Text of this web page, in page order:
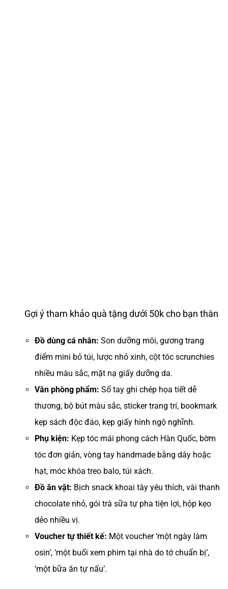
Gợi ý tham khảo quà tặng dưới 50k cho bạn thân
Đồ dùng cá nhân: Son dưỡng môi, gương trang
điểm mini bỏ túi, lược nhỏ xinh, cột tóc scrunchies
nhiều màu sắc, mặt nạ giấy dưỡng da.
Văn phòng phẩm: Sổ tay ghi chép họa tiết dễ
thương, bộ bút màu sắc, sticker trang trí, bookmark
kẹp sách độc đáo, kẹp giấy hình ngộ nghĩnh.
Phụ kiện: Kẹp tóc mái phong cách Hàn Quốc, bờm
tóc đơn giản, vòng tay handmade bằng dây hoặc
hạt, móc khóa treo balo, túi xách.
Đồ ăn vặt: Bịch snack khoai tây yêu thích, vài thanh
chocolate nhỏ, gói trà sữa tự pha tiện lợi, hộp kẹo
dẻo nhiều vị.
Voucher tự thiết kế: Một voucher ‘một ngày làm
osin’, ‘một buổi xem phim tại nhà do tớ chuẩn bị’,
‘một bữa ăn tự nấu’.